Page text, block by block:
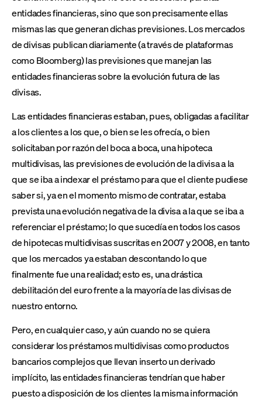
entidades financieras, sino que son precisamente ellas
mismas las que generan dichas previsiones. Los mercados
de divisas publican diariamente (a través de plataformas
como Bloomberg) las previsiones que manejan las
entidades financieras sobre la evolución futura de las
divisas.
Las entidades financieras estaban, pues, obligadas a facilitar
a los clientes a los que, o bien se les ofrecía, o bien
solicitaban por razón del boca a boca, una hipoteca
multidivisas, las previsiones de evolución de la divisa a la
que se iba a indexar el préstamo para que el cliente pudiese
saber si, ya en el momento mismo de contratar, estaba
prevista una evolución negativa de la divisa a la que se iba a
referenciar el préstamo; lo que sucedía en todos los casos
de hipotecas multidivisas suscritas en 2007 y 2008, en tanto
que los mercados ya estaban descontando lo que
finalmente fue una realidad; esto es, una drástica
debilitación del euro frente a la mayoría de las divisas de
nuestro entorno.
Pero, en cualquier caso, y aún cuando no se quiera
considerar los préstamos multidivisas como productos
bancarios complejos que llevan inserto un derivado
implícito, las entidades financieras tendrían que haber
puesto a disposición de los clientes la misma información